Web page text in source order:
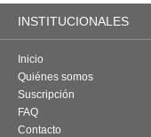
INSTITUCIONALES
Inicio
Quiénes somos
Suscripción
FAQ
Contacto